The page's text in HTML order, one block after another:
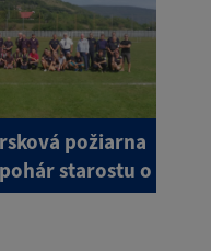
požiarna
starostu o